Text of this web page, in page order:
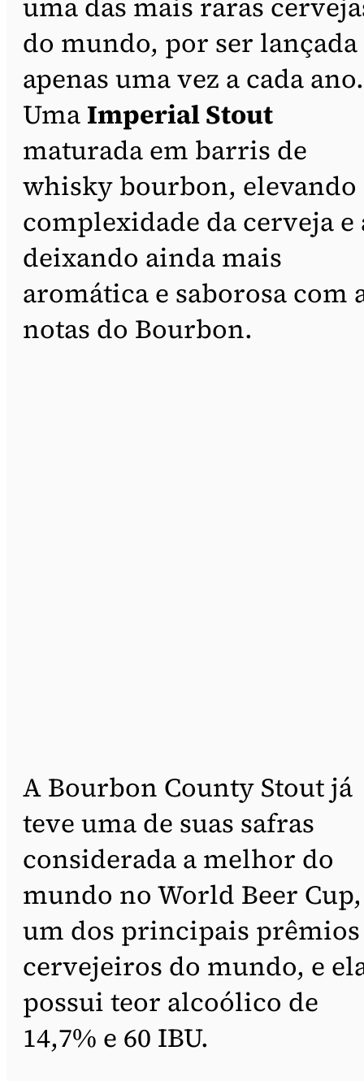
uma das mais raras
do mundo, por ser lançada
apenas uma vez a cada ano.
Uma Imperial Stout
maturada em barris de
whisky bourbon, elevando
complexidade da cerveja e
deixando ainda mais
aromática e saborosa com
notas do Bourbon.
A Bourbon County Stout já
teve uma de suas safras
considerada a melhor do
mundo no World Beer Cup,
um dos principais prêmios
cervejeiros do mundo, e
possui teor alcoólico de
14,7% e 60 IBU.